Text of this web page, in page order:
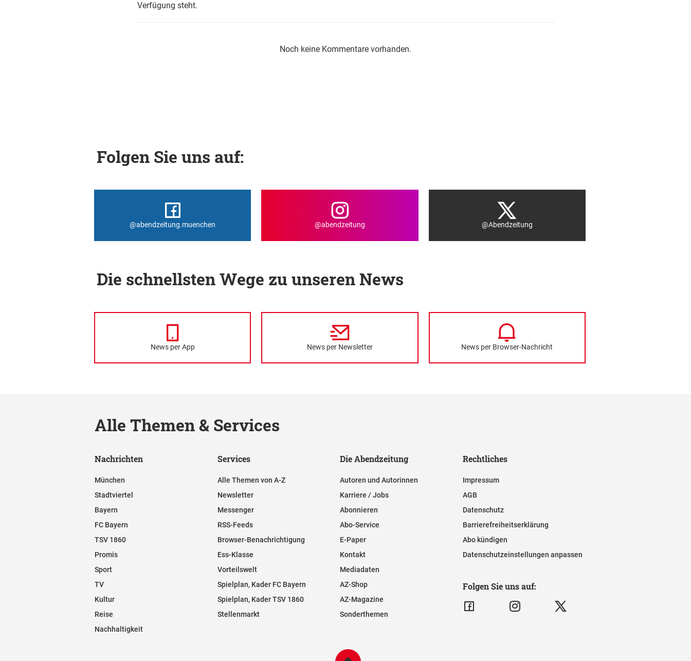
Verfügung steht.
Noch keine Kommentare vorhanden.
Folgen Sie uns auf:
@abendzeitung.muenchen @abendzeitung @Abendzeitung
Die schnellsten Wege zu unseren News
News per App News per Newsletter News per Browser-Nachricht
Alle Themen & Services
Nachrichten
München
Stadtviertel
Bayern
FC Bayern
TSV 1860
Promis
Sport
TV
Kultur
Reise
Nachhaltigkeit
Services
Alle Themen von A-Z
Newsletter
Messenger
RSS-Feeds
Browser-Benachrichtigung
Ess-Klasse
Vorteilswelt
Spielplan, Kader FC Bayern
Spielplan, Kader TSV 1860
Stellenmarkt
Die Abendzeitung
Autoren und Autorinnen
Karriere / Jobs
Abonnieren
Abo-Service
E-Paper
Kontakt
Mediadaten
AZ-Shop
AZ-Magazine
Sonderthemen
Rechtliches
Impressum
AGB
Datenschutz
Barrierefreiheitserklärung
Abo kündigen
Datenschutzeinstellungen anpassen
Folgen Sie uns auf: